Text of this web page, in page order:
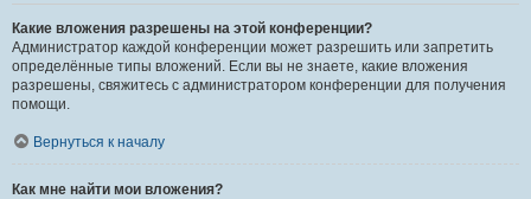
Какие вложения разрешены на этой конференции?
Администратор каждой конференции может разрешить или запретить
определённые типы вложений. Если вы не знаете, какие вложения
разрешены, свяжитесь с администратором конференции для получения
помощи.
Вернуться к началу
Как мне найти мои вложения?